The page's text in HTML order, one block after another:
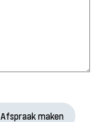
Afspraak maken